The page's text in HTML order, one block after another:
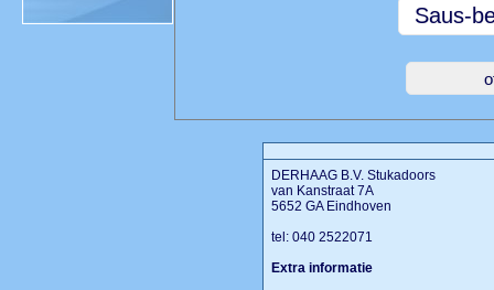
DERHAAG B.V. Stukadoors
van Kanstraat 7A
5652 GA Eindhoven
tel: 040 2522071
Extra informatie